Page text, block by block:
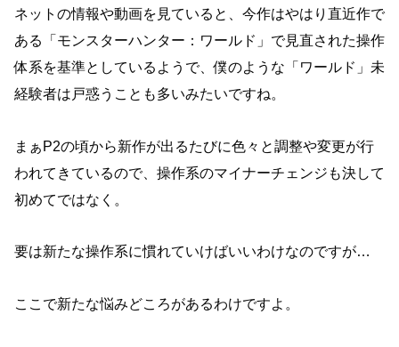
ネットの情報や動画を見ていると、今作はやはり直近作で
ある「モンスターハンター：ワールド」で見直された操作
体系を基準としているようで、僕のような「ワールド」未
経験者は戸惑うことも多いみたいですね。
まぁP2の頃から新作が出るたびに色々と調整や変更が行
われてきているので、操作系のマイナーチェンジも決して
初めてではなく。
要は新たな操作系に慣れていけばいいわけなのですが…
ここで新たな悩みどころがあるわけですよ。